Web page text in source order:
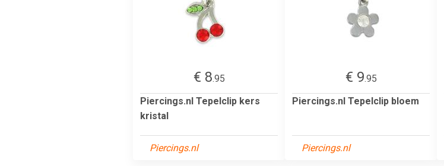
€ 8.95
Piercings.nl Tepelclip kers
kristal
Piercings.nl
€ 9.95
Piercings.nl Tepelclip bloem
Piercings.nl